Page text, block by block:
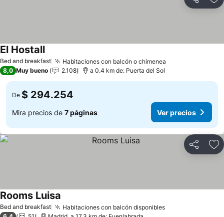
Compartir
Bed and breakfast Habitaciones con balcón o chimenea
El Hostall
8,0 Muy bueno 2.108 a 0.4 km de: Puerta del Sol
De $ 294.254
Mira precios de 7 páginas Ver precios
Compartir
Bed and breakfast Habitaciones con balcón disponibles
Rooms Luisa